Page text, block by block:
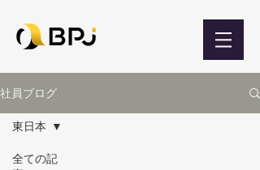
社員ブログ
全ての記
東日本